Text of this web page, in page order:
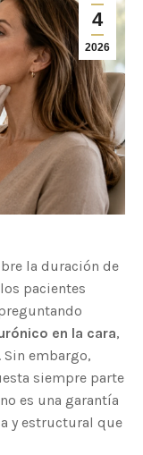
4
2026
la duración de
pacientes
en la cara,
Sin embargo,
siempre parte
es una garantía
y estructural que